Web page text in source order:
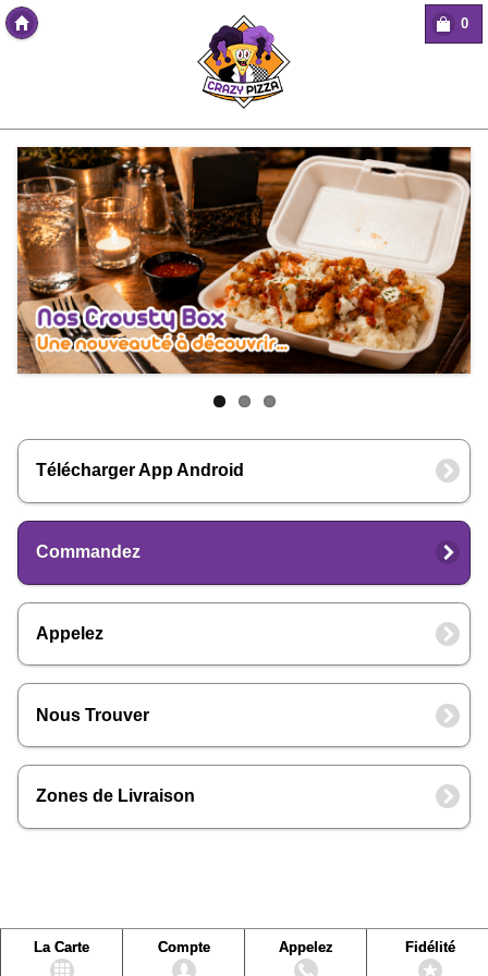
0
Télécharger App Android
Commandez
Appelez
Nous Trouver
Zones de Livraison
La Carte Compte Appelez Fidélité
Copyright Des-click